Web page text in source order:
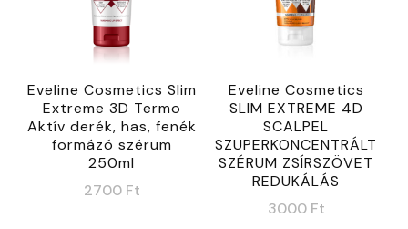
Eveline Cosmetics Slim
Extreme 3D Termo
Aktív derék, has, fenék
formázó szérum
250ml
2700 Ft
Eveline Cosmetics
SLIM EXTREME 4D
SCALPEL
SZUPERKONCENTRÁLT
SZÉRUM ZSÍRSZÖVET
REDUKÁLÁS
3000 Ft